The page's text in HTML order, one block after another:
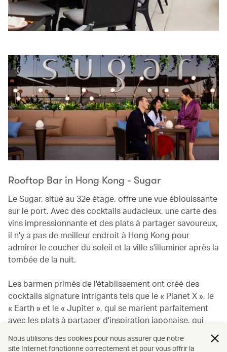
Rooftop Bar in Hong Kong - Sugar
Le Sugar, situé au 32e étage, offre une vue éblouissante
sur le port. Avec des cocktails audacieux, une carte des
vins impressionnante et des plats à partager savoureux,
il n'y a pas de meilleur endroit à Hong Kong pour
admirer le coucher du soleil et la ville s'illuminer après la
tombée de la nuit.
Les barmen primés de l'établissement ont créé des
cocktails signature intrigants tels que le « Planet X », le
« Earth » et le « Jupiter », qui se marient parfaitement
avec les plats à partager d'inspiration japonaise, qui
Nous utilisons des cookies pour nous assurer que notre
site Internet fonctionne correctement et pour vous offrir la